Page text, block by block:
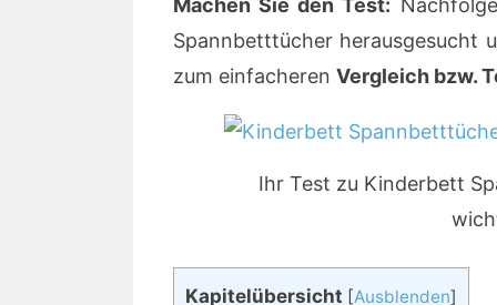
Machen Sie den Test:
Spannbetttücher herausgesucht
zum einfacheren Vergleich bzw.
Ihr Test zu Kinderbett
Kapitelübersicht [Ausblenden]